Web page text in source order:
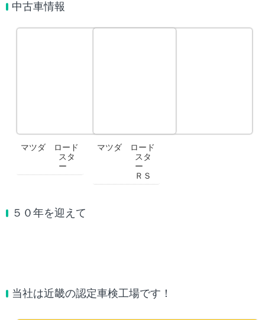
中古車情報
マツダ ロード
スタ
ー
マツダ ロード
スタ
ー
ＲＳ
５０年を迎えて
当社は近畿の認定車検工場です！